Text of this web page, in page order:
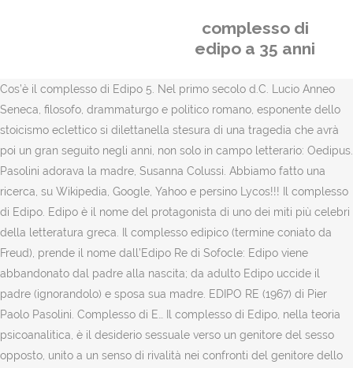
complesso di
edipo a 35 anni
Cos’è il complesso di Edipo 5. Nel primo secolo d.C. Lucio Anneo
Seneca, filosofo, drammaturgo e politico romano, esponente dello
stoicismo eclettico si dilettanella stesura di una tragedia che avrà
poi un gran seguito negli anni, non solo in campo letterario: Oedipus.
Pasolini adorava la madre, Susanna Colussi. Abbiamo fatto una
ricerca, su Wikipedia, Google, Yahoo e persino Lycos!!! Il complesso
di Edipo. Edipo è il nome del protagonista di uno dei miti più celebri
della letteratura greca. Il complesso edipico (termine coniato da
Freud), prende il nome dall’Edipo Re di Sofocle: Edipo viene
abbandonato dal padre alla nascita; da adulto Edipo uccide il
padre (ignorandolo) e sposa sua madre. EDIPO RE (1967) di Pier
Paolo Pasolini. Complesso di E… Il complesso di Edipo, nella teoria
psicoanalitica, è il desiderio sessuale verso un genitore del sesso
opposto, unito a un senso di rivalità nei confronti del genitore dello